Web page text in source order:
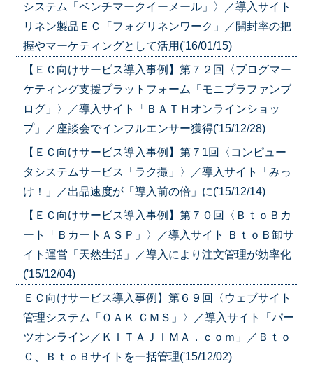
システム「ベンチマークイーメール」〉／導入サイト
リネン製品ＥＣ「フォグリネンワーク」／開封率の把
握やマーケティングとして活用('16/01/15)
【ＥＣ向けサービス導入事例】第７２回〈ブログマー
ケティング支援プラットフォーム「モニプラファンブ
ログ」〉／導入サイト「ＢＡＴＨオンラインショッ
プ」／座談会でインフルエンサー獲得('15/12/28)
【ＥＣ向けサービス導入事例】第７1回〈コンピュー
タシステムサービス「ラク撮」〉／導入サイト「みっ
け！」／出品速度が「導入前の倍」に('15/12/14)
【ＥＣ向けサービス導入事例】第７０回〈ＢｔｏＢカ
ート「ＢカートＡＳＰ」〉／導入サイト ＢｔｏＢ卸サ
イト運営「天然生活」／導入により注文管理が効率化
('15/12/04)
ＥＣ向けサービス導入事例】第６９回〈ウェブサイト
管理システム「ＯＡＫ ＣＭＳ」〉／導入サイト「パー
ツオンライン／ＫＩＴＡＪＩＭＡ．ｃｏｍ」／Ｂｔｏ
Ｃ、ＢｔｏＢサイトを一括管理('15/12/02)